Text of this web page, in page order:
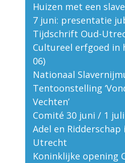
Huizen met een
7 juni: presentatie
Tijdschrift Oud-
Cultureel erfgoed in
06)
Nationaal
Tentoonstelling
Vechten’
Comité 30 juni / 1
Adel en
Utrecht
Koninklijke opening